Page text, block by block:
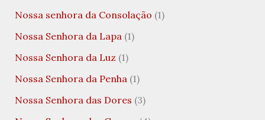
Nossa senhora da Consolação (1)
Nossa Senhora da Lapa(1)
Nossa Senhora da Luz (1)
Nossa Senhora da Penha(1)
Nossa Senhora das Dores (3)